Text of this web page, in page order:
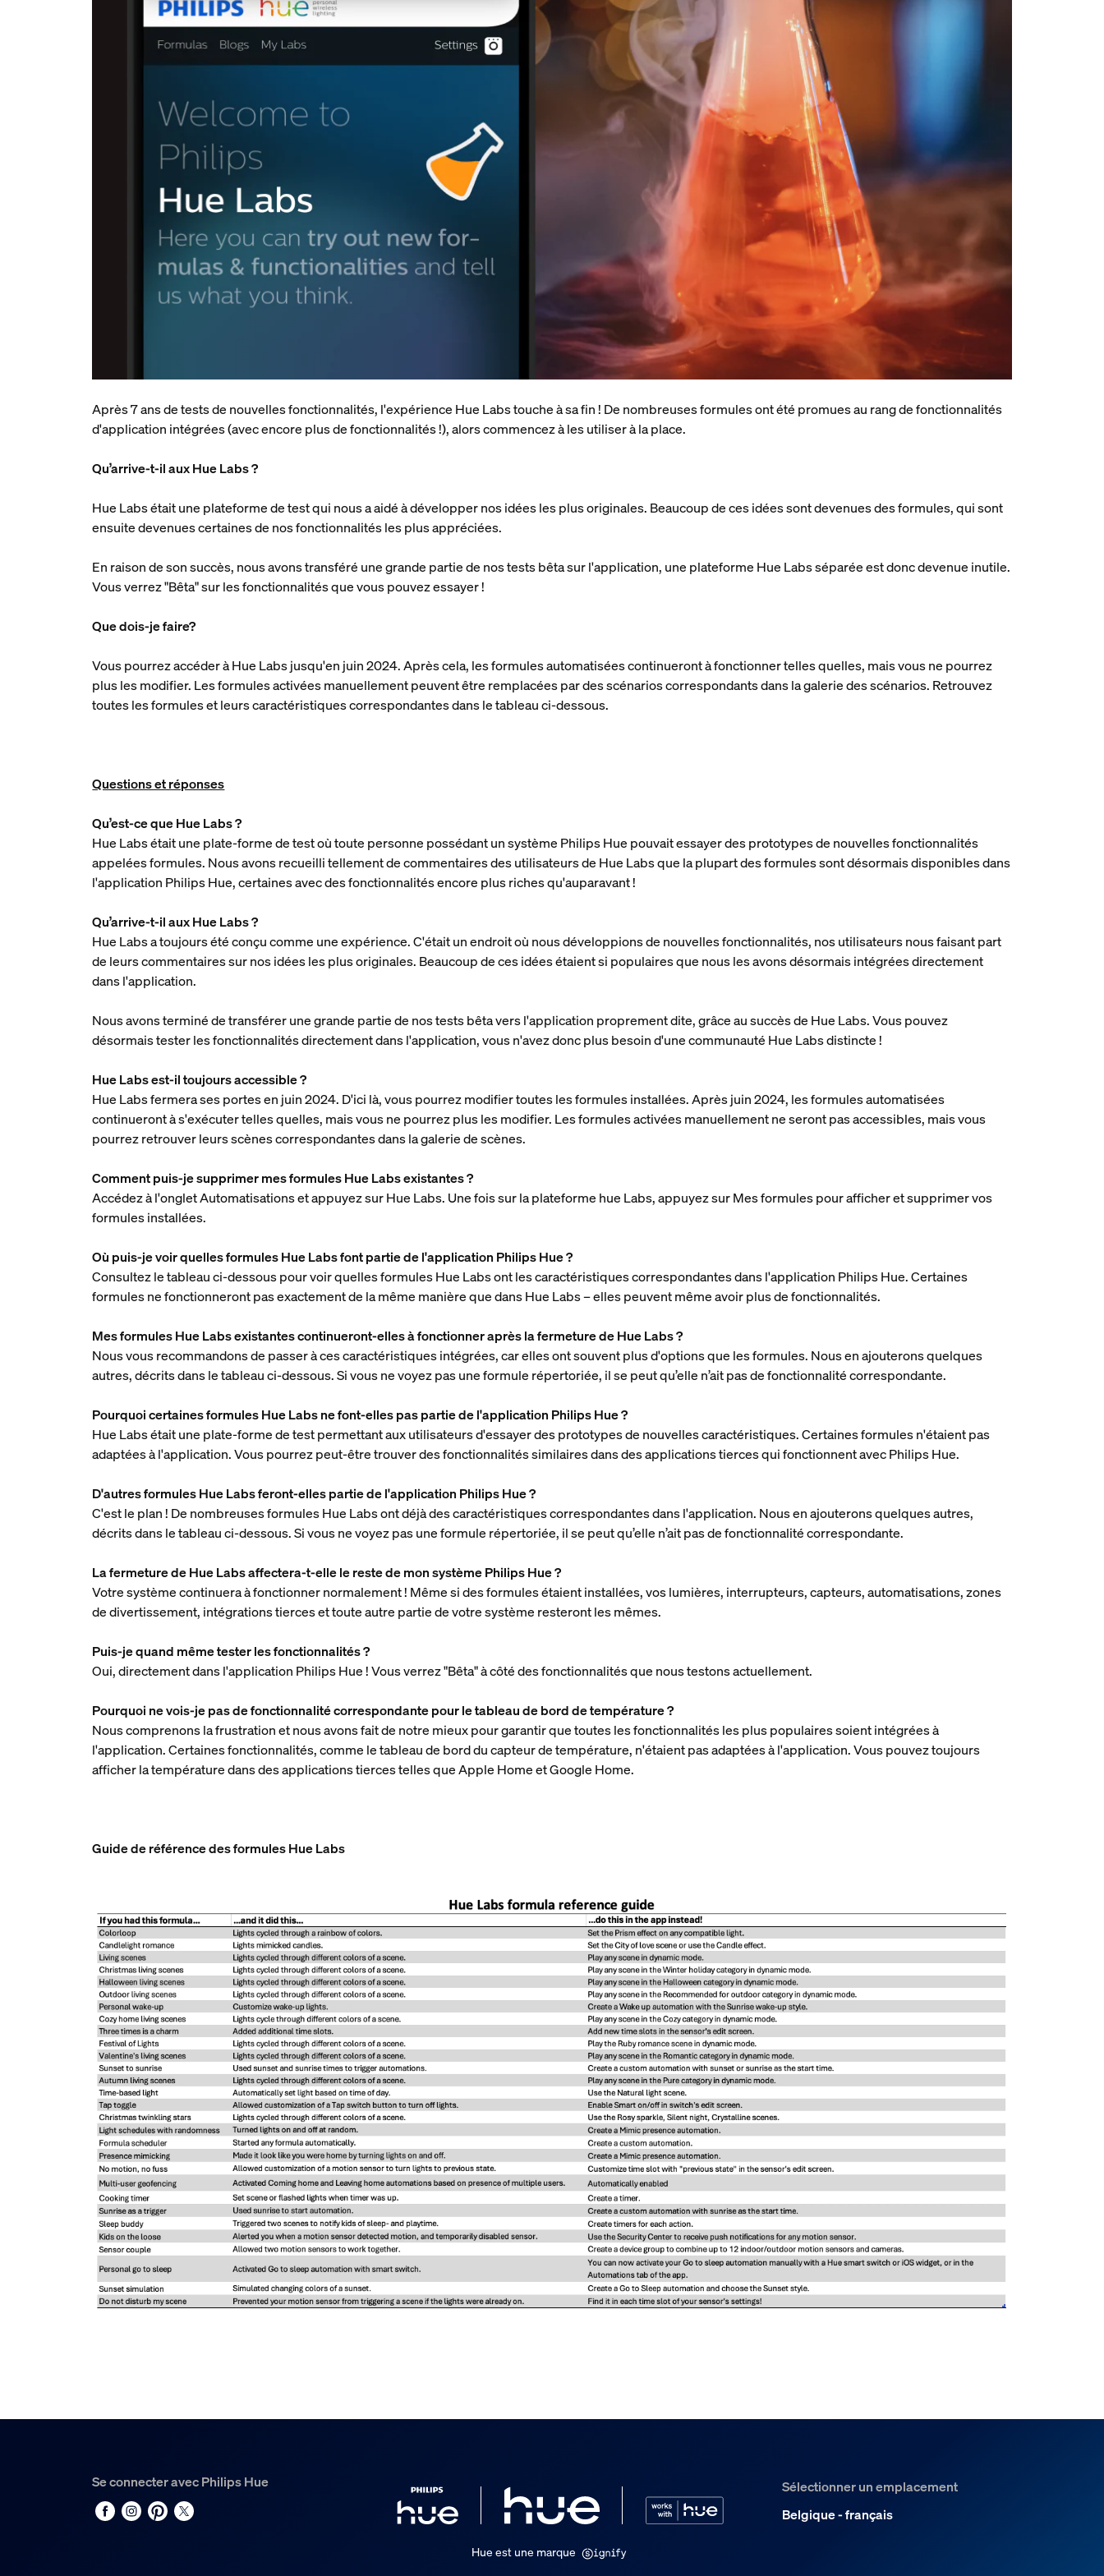
Après 7 ans de tests de nouvelles fonctionnalités, l'expérience Hue Labs touche à sa fin ! De nombreuses formules ont été promues au rang de fonctionnalités
d'application intégrées (avec encore plus de fonctionnalités !), alors commencez à les utiliser à la place.
Qu’arrive-t-il aux Hue Labs ?
Hue Labs était une plateforme de test qui nous a aidé à développer nos idées les plus originales. Beaucoup de ces idées sont devenues des formules, qui sont
ensuite devenues certaines de nos fonctionnalités les plus appréciées.
En raison de son succès, nous avons transféré une grande partie de nos tests bêta sur l'application, une plateforme Hue Labs séparée est donc devenue inutile.
Vous verrez "Bêta" sur les fonctionnalités que vous pouvez essayer !
Que dois-je faire?
Vous pourrez accéder à Hue Labs jusqu'en juin 2024. Après cela, les formules automatisées continueront à fonctionner telles quelles, mais vous ne pourrez
plus les modifier. Les formules activées manuellement peuvent être remplacées par des scénarios correspondants dans la galerie des scénarios. Retrouvez
toutes les formules et leurs caractéristiques correspondantes dans le tableau ci-dessous.
Questions et réponses
Qu’est-ce que Hue Labs ?
Hue Labs était une plate-forme de test où toute personne possédant un système Philips Hue pouvait essayer des prototypes de nouvelles fonctionnalités
appelées formules. Nous avons recueilli tellement de commentaires des utilisateurs de Hue Labs que la plupart des formules sont désormais disponibles dans
l'application Philips Hue, certaines avec des fonctionnalités encore plus riches qu'auparavant !
Qu’arrive-t-il aux Hue Labs ?
Hue Labs a toujours été conçu comme une expérience. C'était un endroit où nous développions de nouvelles fonctionnalités, nos utilisateurs nous faisant part
de leurs commentaires sur nos idées les plus originales. Beaucoup de ces idées étaient si populaires que nous les avons désormais intégrées directement
dans l'application.
Nous avons terminé de transférer une grande partie de nos tests bêta vers l'application proprement dite, grâce au succès de Hue Labs. Vous pouvez
désormais tester les fonctionnalités directement dans l'application, vous n'avez donc plus besoin d'une communauté Hue Labs distincte !
Hue Labs est-il toujours accessible ?
Hue Labs fermera ses portes en juin 2024. D'ici là, vous pourrez modifier toutes les formules installées. Après juin 2024, les formules automatisées
continueront à s'exécuter telles quelles, mais vous ne pourrez plus les modifier. Les formules activées manuellement ne seront pas accessibles, mais vous
pourrez retrouver leurs scènes correspondantes dans la galerie de scènes.
Comment puis-je supprimer mes formules Hue Labs existantes ?
Accédez à l'onglet Automatisations et appuyez sur Hue Labs. Une fois sur la plateforme hue Labs, appuyez sur Mes formules pour afficher et supprimer vos
formules installées.
Où puis-je voir quelles formules Hue Labs font partie de l'application Philips Hue ?
Consultez le tableau ci-dessous pour voir quelles formules Hue Labs ont les caractéristiques correspondantes dans l'application Philips Hue. Certaines
formules ne fonctionneront pas exactement de la même manière que dans Hue Labs – elles peuvent même avoir plus de fonctionnalités.
Mes formules Hue Labs existantes continueront-elles à fonctionner après la fermeture de Hue Labs ?
Nous vous recommandons de passer à ces caractéristiques intégrées, car elles ont souvent plus d'options que les formules. Nous en ajouterons quelques
autres, décrits dans le tableau ci-dessous. Si vous ne voyez pas une formule répertoriée, il se peut qu’elle n’ait pas de fonctionnalité correspondante.
Pourquoi certaines formules Hue Labs ne font-elles pas partie de l'application Philips Hue ?
Hue Labs était une plate-forme de test permettant aux utilisateurs d'essayer des prototypes de nouvelles caractéristiques. Certaines formules n'étaient pas
adaptées à l'application. Vous pourrez peut-être trouver des fonctionnalités similaires dans des applications tierces qui fonctionnent avec Philips Hue.
D'autres formules Hue Labs feront-elles partie de l'application Philips Hue ?
C'est le plan ! De nombreuses formules Hue Labs ont déjà des caractéristiques correspondantes dans l'application. Nous en ajouterons quelques autres,
décrits dans le tableau ci-dessous. Si vous ne voyez pas une formule répertoriée, il se peut qu’elle n’ait pas de fonctionnalité correspondante.
La fermeture de Hue Labs affectera-t-elle le reste de mon système Philips Hue ?
Votre système continuera à fonctionner normalement ! Même si des formules étaient installées, vos lumières, interrupteurs, capteurs, automatisations, zones
de divertissement, intégrations tierces et toute autre partie de votre système resteront les mêmes.
Puis-je quand même tester les fonctionnalités ?
Oui, directement dans l'application Philips Hue ! Vous verrez "Bêta" à côté des fonctionnalités que nous testons actuellement.
Pourquoi ne vois-je pas de fonctionnalité correspondante pour le tableau de bord de température ?
Nous comprenons la frustration et nous avons fait de notre mieux pour garantir que toutes les fonctionnalités les plus populaires soient intégrées à
l'application. Certaines fonctionnalités, comme le tableau de bord du capteur de température, n'étaient pas adaptées à l'application. Vous pouvez toujours
afficher la température dans des applications tierces telles que Apple Home et Google Home.
Guide de référence des formules Hue Labs
Se connecter avec Philips Hue
Sélectionner un emplacement
Belgique - français
Hue est une marque